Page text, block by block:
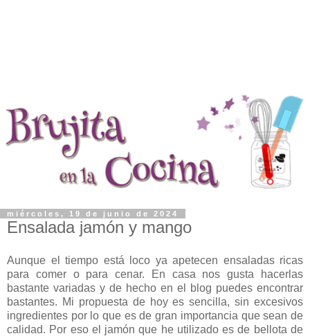
miércoles, 19 de junio de 2024
Ensalada jamón y mango
Aunque el tiempo está loco ya apetecen ensaladas ricas
para comer o para cenar. En casa nos gusta hacerlas
bastante variadas y de hecho en el blog puedes encontrar
bastantes. Mi propuesta de hoy es sencilla, sin excesivos
ingredientes por lo que es de gran importancia que sean de
calidad. Por eso el jamón que he utilizado es de bellota de